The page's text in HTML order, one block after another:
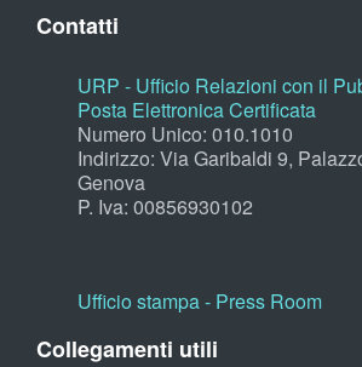
Contatti
URP - Ufficio Relazioni con il
Posta Elettronica Certificata
Numero Unico: 010.1010
Indirizzo: Via Garibaldi 9,
Genova
P. Iva: 00856930102
Ufficio stampa - Press Room
Collegamenti utili